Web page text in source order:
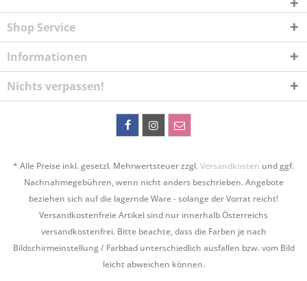
Shop Service
Informationen
Nichts verpassen!
* Alle Preise inkl. gesetzl. Mehrwertsteuer zzgl.Versandkosten und ggf.
Nachnahmegebühren, wenn nicht anders beschrieben. Angebote
beziehen sich auf die lagernde Ware - solange der Vorrat reicht!
Versandkostenfreie Artikel sind nur innerhalb Österreichs
versandkostenfrei. Bitte beachte, dass die Farben je nach
Bildschirmeinstellung / Farbbad unterschiedlich ausfallen bzw. vom Bild
leicht abweichen können.